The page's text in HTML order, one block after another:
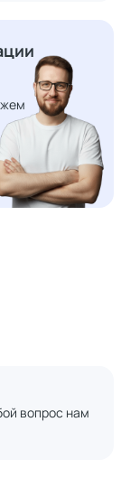
вопрос нам